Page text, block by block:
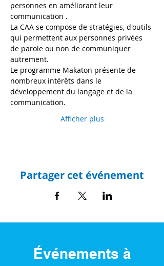
personnes en améliorant leur
communication .
La CAA se compose de stratégies, d'outils
qui permettent aux personnes privées
de parole ou non de communiquer
autrement.
Le programme Makaton présente de
nombreux intérêts dans le
développement du langage et de la
communication.
Afficher plus
Partager cet événement
Événements à